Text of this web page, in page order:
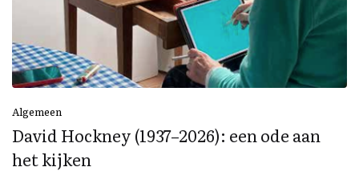
Algemeen
David Hockney (1937–2026): een ode aan
het kijken